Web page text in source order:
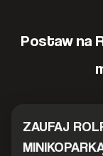
Postaw na
ZAUFAJ